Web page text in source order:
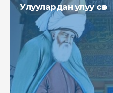
Улуулардан улуу сөз